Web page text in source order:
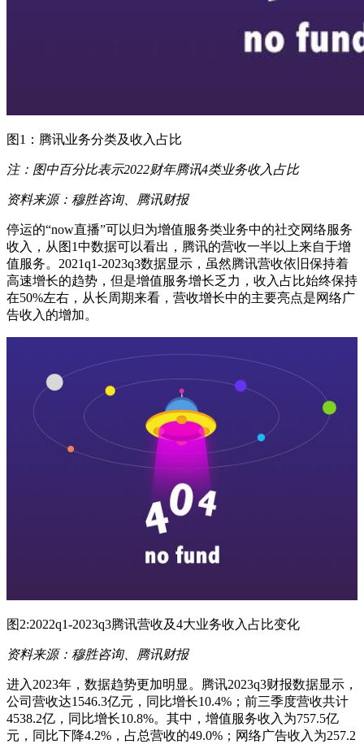
图1：腾讯业务分类及收入占比
注：图中百分比表示2022财年腾讯4类业务收入占比
资料来源：穆胜咨询、腾讯财报
停运的“now直播”可以归为增值服务类业务中的社交网络服务
收入，从图1中数据可以看出，腾讯的营收一半以上来自于增
值服务。2021q1-2023q3数据显示，虽然腾讯营收依旧保持着
高速增长的趋势，但是增值服务增长乏力，收入占比始终保持
在50%左右，从长周期来看，营收增长中的主要亮点是网络广
告收入的增加。
图2:2022q1-2023q3腾讯营收及4大业务收入占比变化
资料来源：穆胜咨询、腾讯财报
进入2023年，数据趋势更加明显。腾讯2023q3财报数据显示，
公司营收达1546.3亿元，同比增长10.4%；前三季度营收共计
4538.2亿，同比增长10.8%。其中，增值服务收入为757.5亿
元，同比下降4.2%，占总营收的49.0%；网络广告收入为257.2